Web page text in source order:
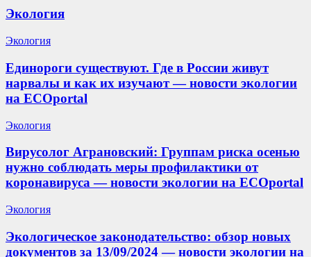
Экология
Экология
Единороги существуют. Где в России живут
нарвалы и как их изучают — новости экологии
на ECOportal
Экология
Вирусолог Аграновский: Группам риска осенью
нужно соблюдать меры профилактики от
коронавируса — новости экологии на ECOportal
Экология
Экологическое законодательство: обзор новых
документов за 13/09/2024 — новости экологии на